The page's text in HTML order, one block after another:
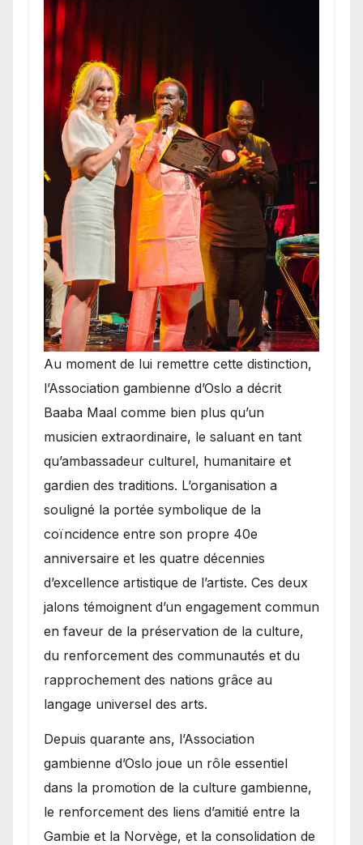
​Au moment de lui remettre cette distinction,
l’Association gambienne d’Oslo a décrit
Baaba Maal comme bien plus qu’un
musicien extraordinaire, le saluant en tant
qu’ambassadeur culturel, humanitaire et
gardien des traditions. L’organisation a
souligné la portée symbolique de la
coïncidence entre son propre 40e
anniversaire et les quatre décennies
d’excellence artistique de l’artiste. Ces deux
jalons témoignent d’un engagement commun
en faveur de la préservation de la culture,
du renforcement des communautés et du
rapprochement des nations grâce au
langage universel des arts.
​Depuis quarante ans, l’Association
gambienne d’Oslo joue un rôle essentiel
dans la promotion de la culture gambienne,
le renforcement des liens d’amitié entre la
Gambie et la Norvège, et la consolidation de